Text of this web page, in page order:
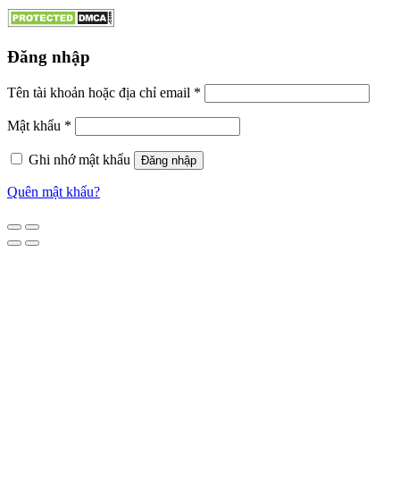
Đăng nhập
Tên tài khoản hoặc địa chỉ email *
Mật khẩu *
Ghi nhớ mật khẩu Đăng nhập
Quên mật khẩu?